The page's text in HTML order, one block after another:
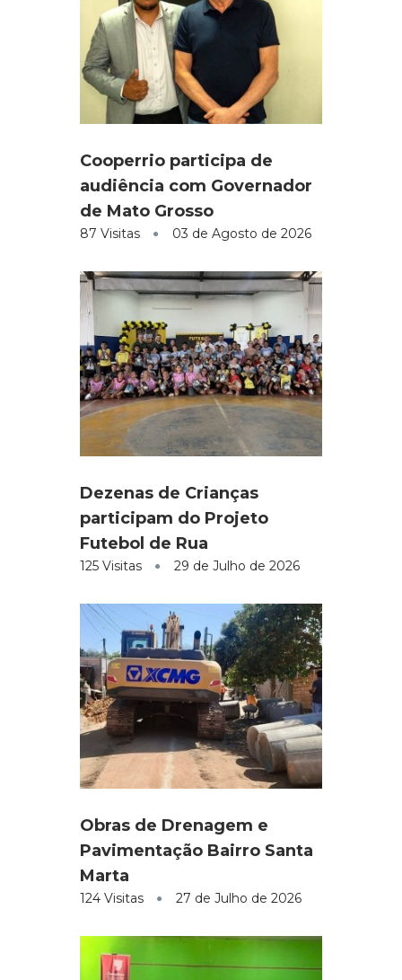
Cooperrio participa de
audiência com Governador
de Mato Grosso
87 Visitas 03 de Agosto de 2026
Dezenas de Crianças
participam do Projeto
Futebol de Rua
125 Visitas 29 de Julho de 2026
Obras de Drenagem e
Pavimentação Bairro Santa
Marta
124 Visitas 27 de Julho de 2026